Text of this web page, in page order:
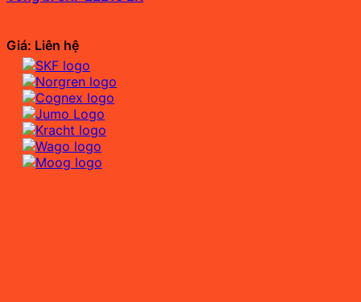
Giá: Liên hệ